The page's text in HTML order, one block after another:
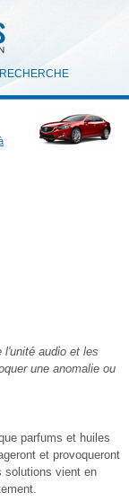
RECHERCHE
l'unité audio et les
une anomalie ou
parfums et huiles
et provoqueront
solutions vient en